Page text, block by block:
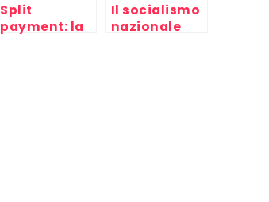
Split
payment: la
Il socialismo
nazionale